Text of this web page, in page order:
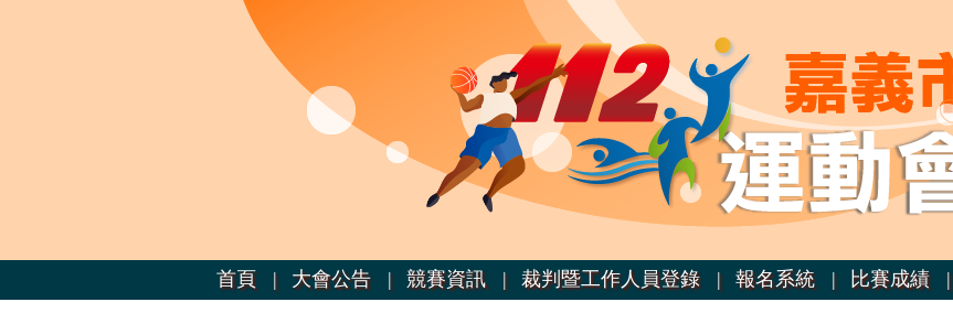
首頁 | 大會公告 | 競賽資訊 | 裁判暨工作人員登錄 | 報名系統 | 比賽成績 |